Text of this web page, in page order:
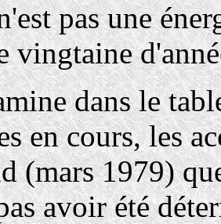
pas une
vingtaine
dans le
en cours, les
(mars 1979)
avoir été